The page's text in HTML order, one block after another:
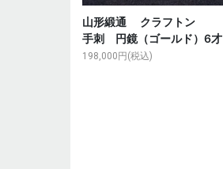
山形緞通 クラフトン
手刺 円鏡（ゴールド）6才
198,000円(税込)